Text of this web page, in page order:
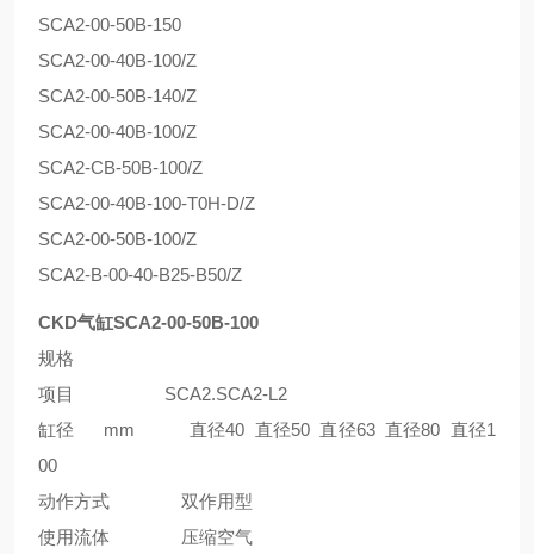
SCA2-00-50B-150
SCA2-00-40B-100/Z
SCA2-00-50B-140/Z
SCA2-00-40B-100/Z
SCA2-CB-50B-100/Z
SCA2-00-40B-100-T0H-D/Z
SCA2-00-50B-100/Z
SCA2-B-00-40-B25-B50/Z
CKD气缸SCA2-00-50B-100
规格
项目 SCA2.SCA2-L2
缸径 mm 直径40 直径50 直径63 直径80 直径1
00
动作方式 双作用型
使用流体 压缩空气